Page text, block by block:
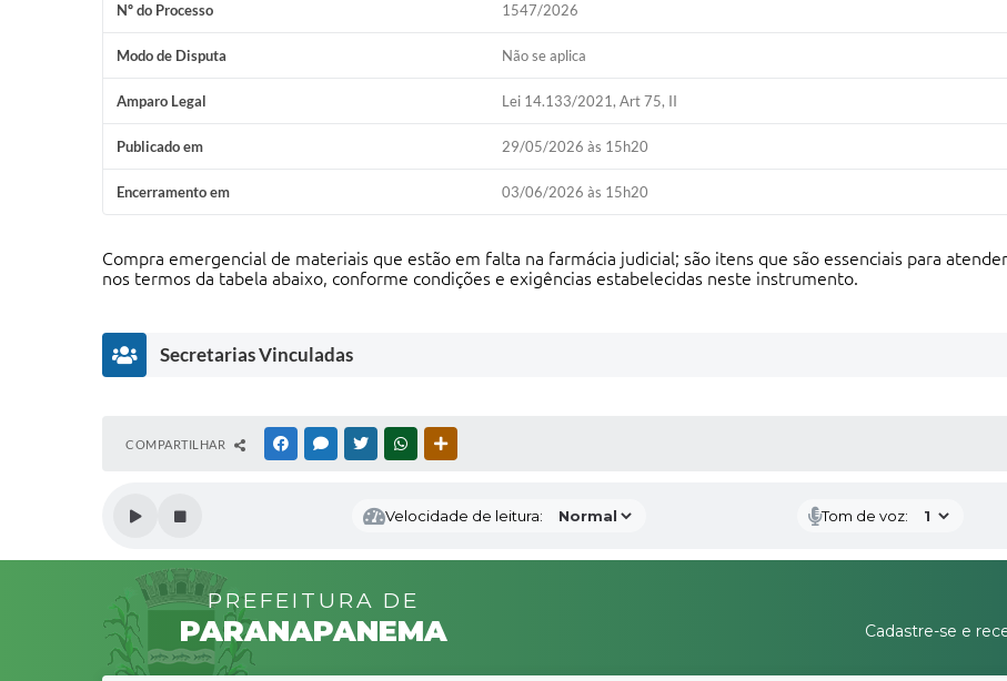
Nº do Processo 1547/2026
Modo de Disputa Não se aplica
Amparo Legal Lei 14.133/2021, Art 75, II
Publicado em 29/05/2026 às 15h20
Encerramento em 03/06/2026 às 15h20
Compra emergencial de materiais que estão em falta na farmácia judicial; são itens que são essenciais para
nos termos da tabela abaixo, conforme condições e exigências estabelecidas neste instrumento.
Secretarias Vinculadas
e
a
a
d
a
COMPARTILHAR FACEBOOKMESSENGER
TWITTERWHATSAPP
Velocidade de leitura: Tom de voz:
PREFEITURA DE
PARANAPANEMA Cadastre-se e